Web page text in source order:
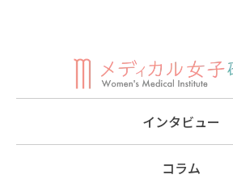
インタビュー
コラム